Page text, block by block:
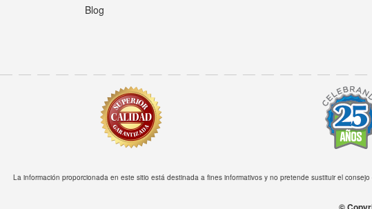
Blog
La información proporcionada en este sitio está destinada a fines informativos y no pretende sustituir el